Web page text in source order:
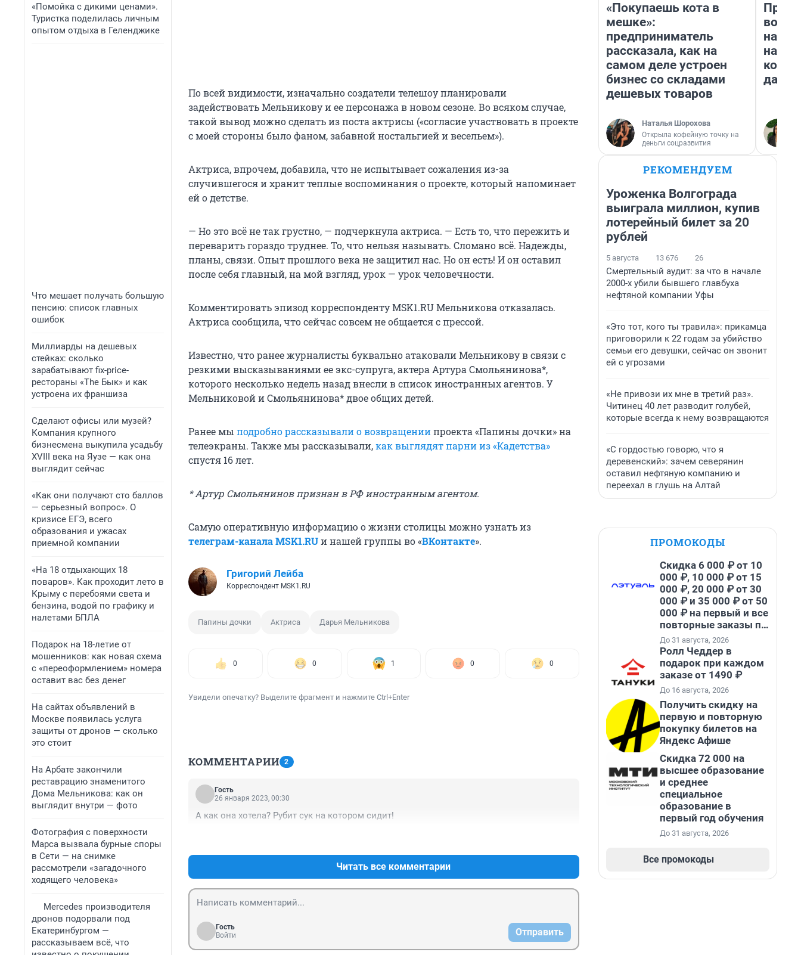
«Помойка с дикими ценами».
Туристка поделилась личным
опытом отдыха в Геленджике
Что мешает получать большую
пенсию: список главных
ошибок
Миллиарды на дешевых
стейках: сколько
зарабатывают fix-price-
рестораны «The Бык» и как
устроена их франшиза
Сделают офисы или музей?
Компания крупного
бизнесмена выкупила усадьбу
XVIII века на Яузе — как она
выглядит сейчас
«Как они получают сто баллов
— серьезный вопрос». О
кризисе ЕГЭ, всего
образования и ужасах
приемной компании
«На 18 отдыхающих 18
поваров». Как проходит лето в
Крыму с перебоями света и
бензина, водой по графику и
налетами БПЛА
Подарок на 18-летие от
мошенников: как новая схема
с «переоформлением» номера
оставит вас без денег
На сайтах объявлений в
Москве появилась услуга
защиты от дронов — сколько
это стоит
На Арбате закончили
реставрацию знаменитого
Дома Мельникова: как он
выглядит внутри — фото
Фотография с поверхности
Марса вызвала бурные споры
в Сети — на снимке
рассмотрели «загадочного
ходящего человека»
Mercedes производителя
дронов подорвали под
Екатеринбургом —
рассказываем всё, что
По всей видимости, изначально создатели телешоу планировали
задействовать Мельникову и ее персонажа в новом сезоне. Во всяком случае,
такой вывод можно сделать из поста актрисы («согласие участвовать в проекте
с моей стороны было фаном, забавной ностальгией и весельем»).
Актриса, впрочем, добавила, что не испытывает сожаления из-за
случившегося и хранит теплые воспоминания о проекте, который напоминает
ей о детстве.
— Но это всё не так грустно, — подчеркнула актриса. — Есть то, что пережить и
переварить гораздо труднее. То, что нельзя называть. Сломано всё. Надежды,
планы, связи. Опыт прошлого века не защитил нас. Но он есть! И он оставил
после себя главный, на мой взгляд, урок — урок человечности.
Комментировать эпизод корреспонденту MSK1.RU Мельникова отказалась.
Актриса сообщила, что сейчас совсем не общается с прессой.
Известно, что ранее журналисты буквально атаковали Мельникову в связи с
резкими высказываниями ее экс-супруга, актера Артура Смольянинова*,
которого несколько недель назад внесли в список иностранных агентов. У
Мельниковой и Смольянинова* двое общих детей.
Ранее мы подробно рассказывали о возвращениипроекта «Папины дочки» на
телеэкраны. Также мы рассказывали,как выглядят парни из «Кадетства»
спустя 16 лет.
* Артур Смольянинов признан в РФ иностранным агентом.
Самую оперативную информацию о жизни столицы можно узнать из
телеграм-канала MSK1.RUи нашей группы во «ВКонтакте».
Григорий Лейба
Корреспондент MSK1.RU
Папины дочки Актриса Дарья Мельникова
0 0 1 0 0
Увидели опечатку? Выделите фрагмент и нажмите Ctrl+Enter
КОММЕНТАРИИ 2
Гость
26 января 2023, 00:30
А как она хотела? Рубит сук на котором сидит!
Читать все комментарии
Гость
Войти
Отправить
«Покупаешь кота в
мешке»:
предприниматель
рассказала, как на
самом деле устроен
бизнес со складами
дешевых товаров
Наталья Шорохова
Открыла кофейную точку на
деньги соцразвития
нам
даже
РЕКОМЕНДУЕМ
Уроженка Волгограда
выиграла миллион, купив
лотерейный билет за 20
рублей
5 августа 13 676 26
Смертельный аудит: за что в начале
2000-х убили бывшего главбуха
нефтяной компании Уфы
«Это тот, кого ты травила»: прикамца
приговорили к 22 годам за убийство
семьи его девушки, сейчас он звонит
ей с угрозами
«Не привози их мне в третий раз».
Читинец 40 лет разводит голубей,
которые всегда к нему возвращаются
«С гордостью говорю, что я
деревенский»: зачем северянин
оставил нефтяную компанию и
переехал в глушь на Алтай
ПРОМОКОДЫ
Скидка 6 000 ₽ от 10
000 ₽, 10 000 ₽ от 15
000 ₽, 20 000 ₽ от 30
000 ₽ и 35 000 ₽ от 50
000 ₽ на первый и все
повторные заказы по
промокоду НАБЕРИ
До 31 августа, 2026
Ролл Чеддер в
подарок при каждом
заказе от 1490 ₽
До 16 августа, 2026
Получить скидку на
первую и повторную
покупку билетов на
Яндекс Афише
Скидка 72 000 на
высшее образование
и среднее
специальное
образование в
первый год обучения
До 31 августа, 2026
Все промокоды